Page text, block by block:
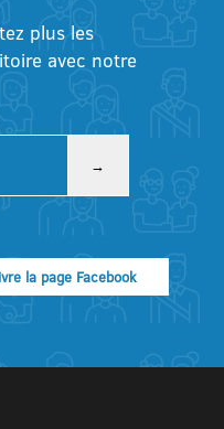
plus les
avec notre
la page Facebook